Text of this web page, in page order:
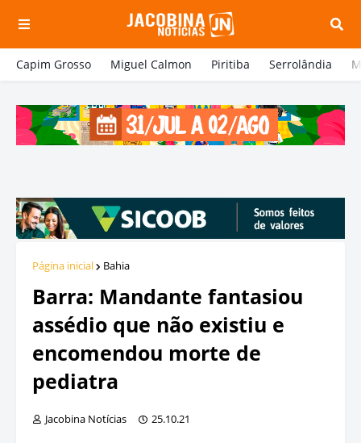
Capim Grosso Miguel Calmon Piritiba Serrolândia
Página inicial Bahia
Barra: Mandante fantasiou
assédio que não existiu e
encomendou morte de
pediatra
Jacobina Notícias 25.10.21